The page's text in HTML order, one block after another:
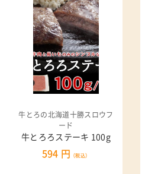
牛とろの北海道十勝スロウフ
ード
牛とろろステーキ 100g
594 円 （税込）